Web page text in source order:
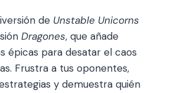
de Unstable Unicorns
Dragones, que añade
épicas para desatar el caos
Frustra a tus oponentes,
y demuestra quién